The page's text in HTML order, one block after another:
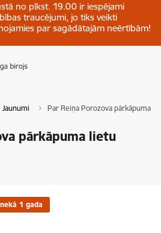
no plkst. 19.00 ir iespējami
traucējumi, jo tiks veikti
par sagādātajām neērtībām!
Jaunumi Par Reiņa Porozova pārkāpuma
pārkāpuma lietu
1 gada